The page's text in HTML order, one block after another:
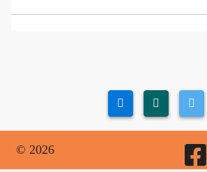
© 2026